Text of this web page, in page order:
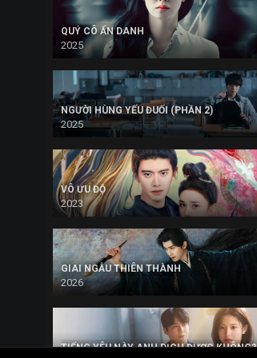
QUÝ CÔ ẨN DANH
2025
NGƯỜI HÙNG YẾU ĐUỐI (PHẦN 2)
2025
VÔ ƯU ĐỘ
2023
GIAI NGẪU THIÊN THÀNH
2026
TIẾNG YÊU NÀY ANH DỊCH ĐƯỢC KHÔNG?